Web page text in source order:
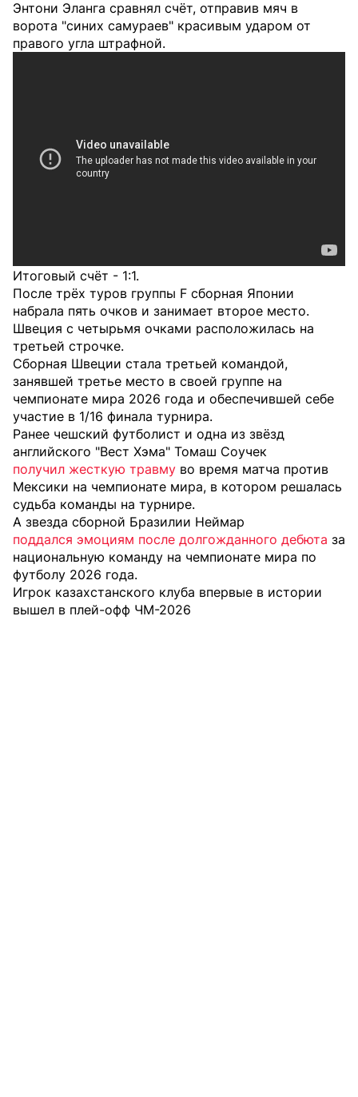
Энтони Эланга сравнял счёт, отправив мяч в
ворота "синих самураев" красивым ударом от
правого угла штрафной.
Итоговый счёт - 1:1.
После трёх туров группы F сборная Японии
набрала пять очков и занимает второе место.
Швеция с четырьмя очками расположилась на
третьей строчке.
Сборная Швеции стала третьей командой,
занявшей третье место в своей группе на
чемпионате мира 2026 года и обеспечившей себе
участие в 1/16 финала турнира.
Ранее чешский футболист и одна из звёзд
английского "Вест Хэма" Томаш Соучек
получил жесткую травму во время матча против
Мексики на чемпионате мира, в котором решалась
судьба команды на турнире.
А звезда сборной Бразилии Неймар
поддался эмоциям после долгожданного дебюта за
национальную команду на чемпионате мира по
футболу 2026 года.
Игрок казахстанского клуба впервые в истории
вышел в плей-офф ЧМ-2026